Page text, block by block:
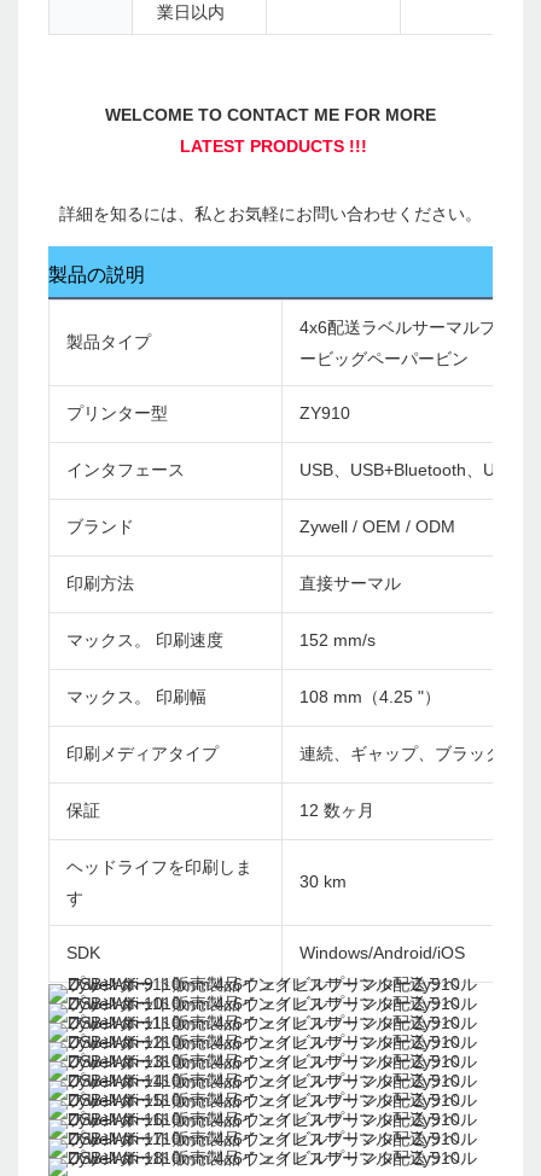
業日以内
製品の説明
製品タイプ
4x6配送ラベルサーマルプリン
ービッグペーパービン
プリンター型 ZY910
インタフェース USB、USB+Bluetooth、
ブランド Zywell / OEM / ODM
印刷方法 直接サーマル
マックス。 印刷速度 152 mm/s
マックス。 印刷幅 108 mm（4.25 "）
印刷メディアタイプ 連続、ギャップ、ブラックマ
保証 12 数ヶ月
ヘッドライフを印刷しま
す
30 km
SDK Windows/Android/iOS